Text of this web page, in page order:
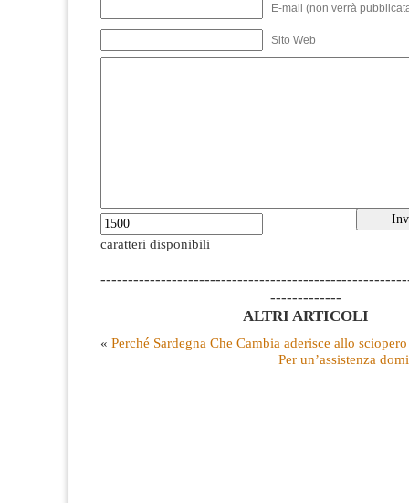
E-mail (non verrà
Sito Web
caratteri disponibili
-------------
ALTRI ARTICOLI
« Perché Sardegna Che Cambia aderisce allo
Per un’assistenza